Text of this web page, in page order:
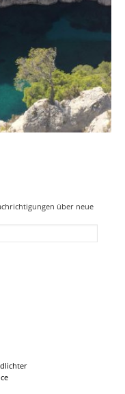
durch die
über neue